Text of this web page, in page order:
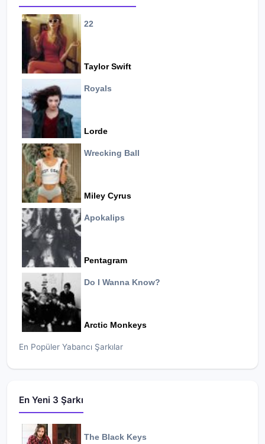
22
Taylor Swift
Royals
Lorde
Wrecking Ball
Miley Cyrus
Apokalips
Pentagram
Do I Wanna Know?
Arctic Monkeys
En Popüler Yabancı Şarkılar
En Yeni 3 Şarkı
The Black Keys